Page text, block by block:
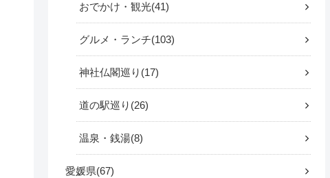
おでかけ・観光 41
グルメ・ランチ 103
神社仏閣巡り 17
道の駅巡り 26
温泉・銭湯 8
愛媛県 67